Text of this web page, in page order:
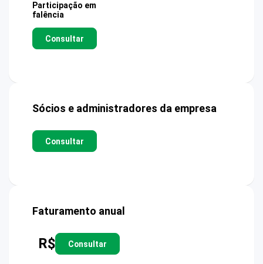
Participação em
falência
Consultar
Sócios e administradores da empresa
Consultar
Faturamento anual
R$ Consultar